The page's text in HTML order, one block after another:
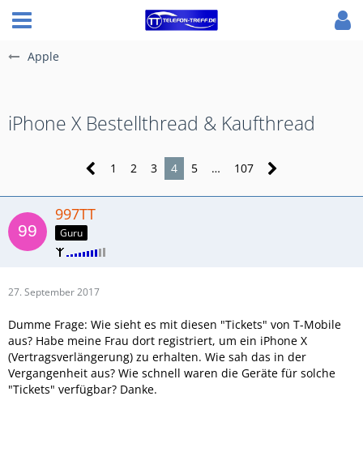
Apple
iPhone X Bestellthread & Kaufthread
1 2 3 4 5 … 107
997TT
Guru
27. September 2017
Dumme Frage: Wie sieht es mit diesen "Tickets" von T-Mobile
aus? Habe meine Frau dort registriert, um ein iPhone X
(Vertragsverlängerung) zu erhalten. Wie sah das in der
Vergangenheit aus? Wie schnell waren die Geräte für solche
"Tickets" verfügbar? Danke.